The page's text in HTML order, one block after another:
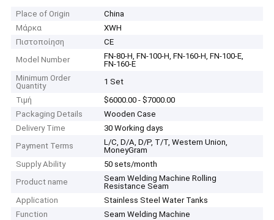
Place of Origin
China
Μάρκα
XWH
Πιστοποίηση
CE
Model Number
FN-80-H, FN-100-H, FN-160-H, FN-100-E,
FN-160-E
Minimum Order
Quantity
1 Set
Τιμή
$6000.00 - $7000.00
Packaging Details
Wooden Case
Delivery Time
30 Working days
Payment Terms
L/C, D/A, D/P, T/T, Western Union,
MoneyGram
Supply Ability
50 sets/month
Product name
Seam Welding Machine Rolling
Resistance Seam
Application
Stainless Steel Water Tanks
Function
Seam Welding Machine